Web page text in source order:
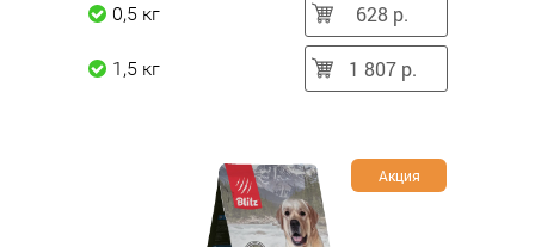
0,5 кг 628 р.
1,5 кг 1 807 р.
Акция